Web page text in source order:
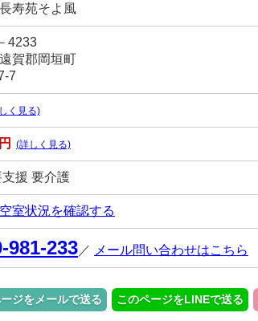
寿苑そよ風
4233
賀郡岡垣町
7
く見る)
(詳しく見る)
支援 要介護
室状況を確認する
981-233 ／ メール問い合わせはこちら
ジをメールで送る このページをLINEで送る